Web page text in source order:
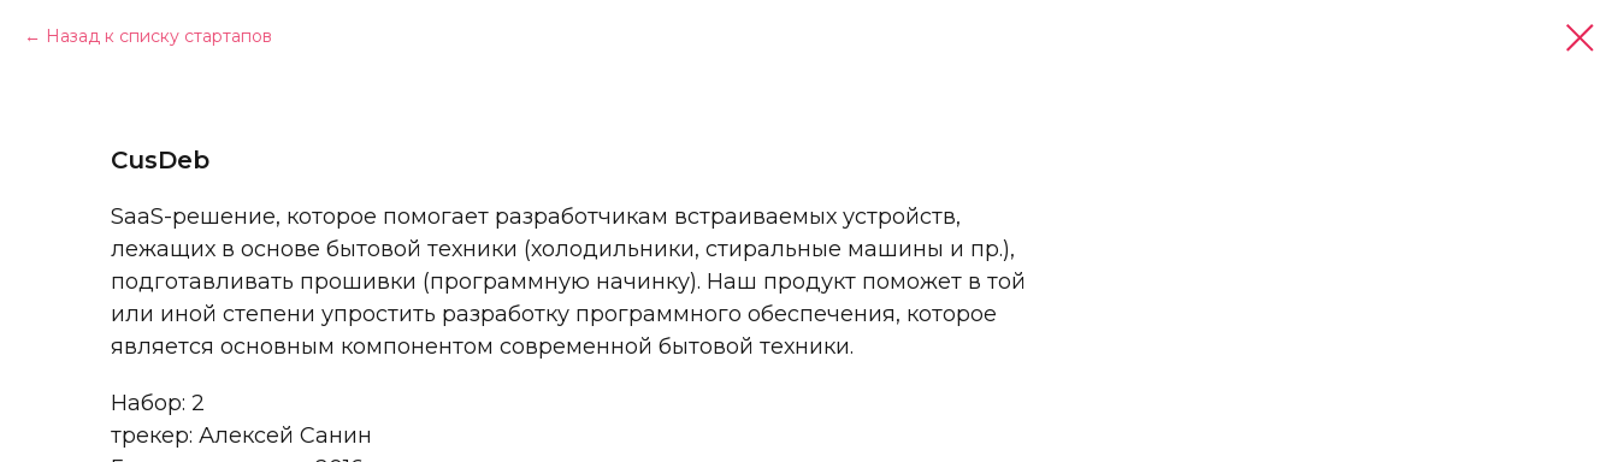
Назад к списку стартапов
CusDeb
SaaS-решение, которое помогает разработчикам встраиваемых устройств,
лежащих в основе бытовой техники (холодильники, стиральные машины и пр.),
подготавливать прошивки (программную начинку). Наш продукт поможет в той
или иной степени упростить разработку программного обеспечения, которое
является основным компонентом современной бытовой техники.
Набор: 2
трекер: Алексей Санин